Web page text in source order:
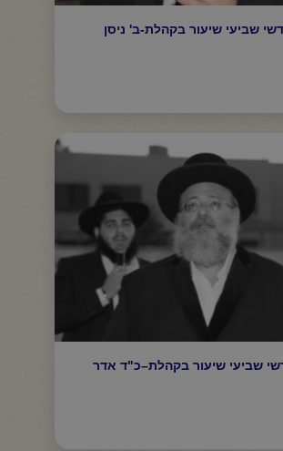
שביעי שיעור בקהלת-ב' ניסן
שביעי שיעור בקהלת–כ"ד אדר